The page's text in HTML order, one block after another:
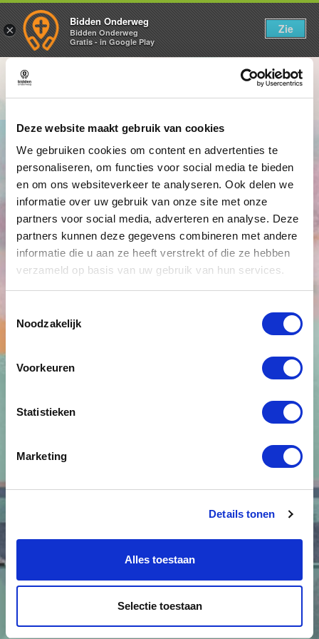
Deze website maakt gebruik van cookies
We gebruiken cookies om content en advertenties te
personaliseren, om functies voor social media te bieden
en om ons websiteverkeer te analyseren. Ook delen we
informatie over uw gebruik van onze site met onze
partners voor social media, adverteren en analyse. Deze
partners kunnen deze gegevens combineren met andere
informatie die u aan ze heeft verstrekt of die ze hebben
verzameld op basis van uw gebruik van hun services.
Noodzakelijk
Voorkeuren
Statistieken
Marketing
Details tonen
Alles toestaan
Selectie toestaan
Bastiaan van Rooijen
×
Bidden Onderweg
Bidden Onderweg
Gratis - in Google Play
Zie